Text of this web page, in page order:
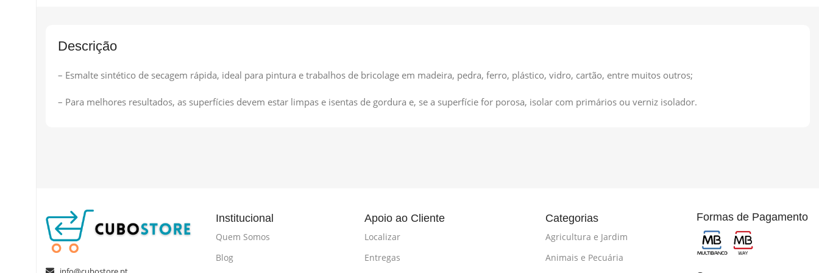
Descrição
– Esmalte sintético de secagem rápida, ideal para pintura e trabalhos de bricolage em madeira, pedra, ferro, plástico, vidro, cartão, entre muitos outros;
– Para melhores resultados, as superfícies devem estar limpas e isentas de gordura e, se a superfície for porosa, isolar com primários ou verniz isolador.
Institucional
Quem Somos
Blog
Apoio ao Cliente
Localizar
Entregas
Categorias
Agricultura e Jardim
Animais e Pecuária
Formas de Pagamento